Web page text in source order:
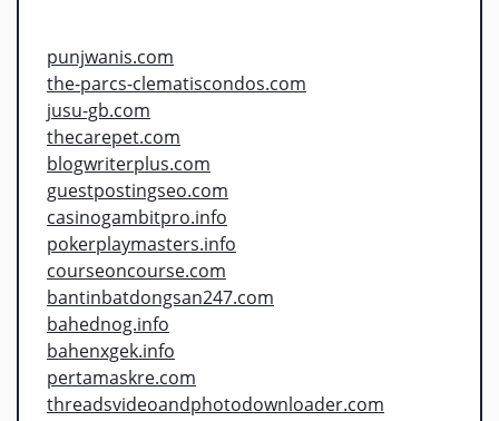
punjwanis.com
the-parcs-clematiscondos.com
jusu-gb.com
thecarepet.com
blogwriterplus.com
guestpostingseo.com
casinogambitpro.info
pokerplaymasters.info
courseoncourse.com
bantinbatdongsan247.com
bahednog.info
bahenxgek.info
pertamaskre.com
threadsvideoandphotodownloader.com